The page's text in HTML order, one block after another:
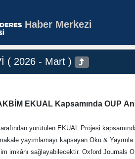
Haber Merkezi
( 2026 - Mart )
EKUAL Kapsamında OUP
yürütülen EKUAL Projesi
yayımlamayı kapsayan Oku &
imkânı sağlayabilecektir. Oxford Journals